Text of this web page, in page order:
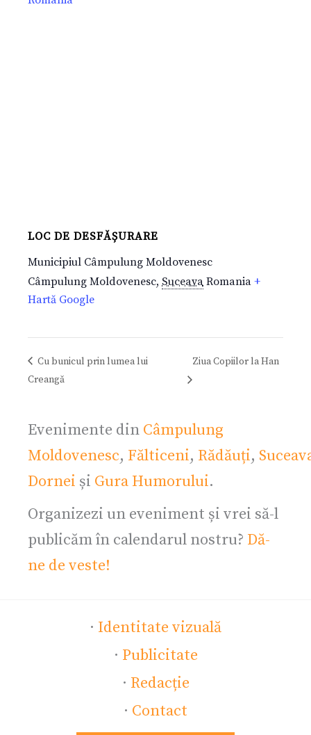
LOC DE DESFĂȘURARE
Municipiul Câmpulung Moldovenesc
Câmpulung Moldovenesc, Suceava Romania +
Hartă Google
Cu bunicul prin lumea lui
Creangă
Ziua Copiilor la Han
Evenimente din Câmpulung
Moldovenesc, Fălticeni, Rădăuți,
Dornei și Gura Humorului.
Organizezi un eveniment și vrei să-l
publicăm în calendarul nostru? Dă-
ne de veste!
· Identitate vizuală
· Publicitate
· Redacție
· Contact